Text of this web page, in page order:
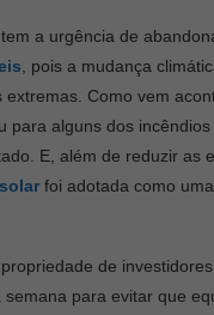
a urgência de
, pois a mudança
extremas. Como vem
para alguns dos
E, além de reduzir as
foi adotada como
de
para evitar que